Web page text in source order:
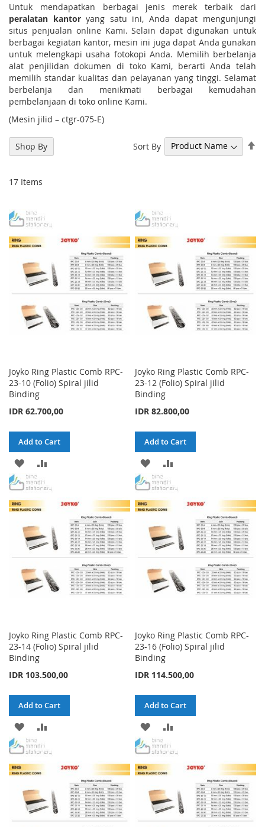
Untuk mendapatkan berbagai jenis merek terbaik dari
peralatan kantoryang satu ini, Anda dapat mengunjungi
situs penjualan online Kami. Selain dapat digunakan untuk
berbagai kegiatan kantor, mesin ini juga dapat Anda gunakan
untuk melengkapi usaha fotokopi Anda. Memilih berbelanja
alat penjilidan dokumen di toko Kami, berarti Anda telah
memilih standar kualitas dan pelayanan yang tinggi. Selamat
berbelanja dan menikmati berbagai kemudahan
pembelanjaan di toko online Kami.
(Mesin jilid – ctgr-075-E)
17 Items
Sort By
Joyko Ring Plastic Comb RPC-
23-10 (Folio) Spiral jilid
Binding
IDR 62.700,00
Add to Cart
ADD
TO
WISH
LIST
COMPARE
Joyko Ring Plastic Comb RPC-
23-12 (Folio) Spiral jilid
Binding
IDR 82.800,00
Add to Cart
ADD
TO
WISH
LIST
COMPARE
Joyko Ring Plastic Comb RPC-
23-14 (Folio) Spiral jilid
Binding
IDR 103.500,00
Add to Cart
ADD
TO
WISH
LIST
COMPARE
Joyko Ring Plastic Comb RPC-
23-16 (Folio) Spiral jilid
Binding
IDR 114.500,00
Add to Cart
ADD
TO
WISH
LIST
COMPARE
Shop By